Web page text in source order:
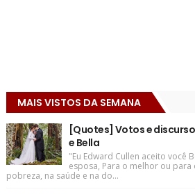
MAIS VISTOS DA SEMANA
[Quotes] Votos e
e Bella
"Eu Edward Cullen aceito você
esposa, Para o melhor ou
pobreza, na saúde e na do...